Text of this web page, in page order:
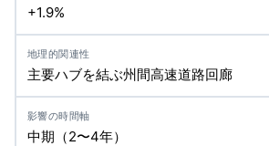
+1.9%
主要ハブを結ぶ州間高速道路回廊
中期（2〜4年）